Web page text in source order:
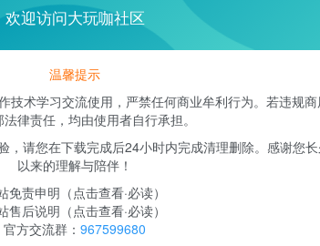
763 162
刷新页面查看.
欢迎访问大玩咖社区
温馨提示
技术学习交流使用，严禁任何商业牟利行为。若违规商
律责任，均由使用者自行承担。
，请您在下载完成后24小时内完成清理删除。感谢您长
以来的理解与陪伴！
免责申明（点击查看·必读）
售后说明（点击查看·必读）
官方交流群： 967599680